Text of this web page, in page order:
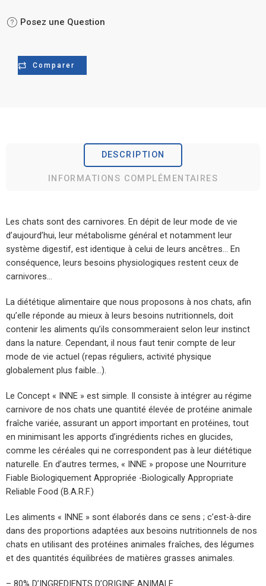
Posez une Question
Comparer
DESCRIPTION
INFORMATIONS COMPLÉMENTAIRES
Les chats sont des carnivores. En dépit de leur mode de vie
d’aujourd’hui, leur métabolisme général et notamment leur
système digestif, est identique à celui de leurs ancêtres… En
conséquence, leurs besoins physiologiques restent ceux de
carnivores…
La diététique alimentaire que nous proposons à nos chats, afin
qu’elle réponde au mieux à leurs besoins nutritionnels, doit
contenir les aliments qu’ils consommeraient selon leur instinct
dans la nature. Cependant, il nous faut tenir compte de leur
mode de vie actuel (repas réguliers, activité physique
globalement plus faible…).
Le Concept « INNE » est simple. Il consiste à intégrer au régime
carnivore de nos chats une quantité élevée de protéine animale
fraîche variée, assurant un apport important en protéines, tout
en minimisant les apports d’ingrédients riches en glucides,
comme les céréales qui ne correspondent pas à leur diététique
naturelle. En d’autres termes, « INNE » propose une Nourriture
Fiable Biologiquement Appropriée -Biologically Appropriate
Reliable Food (B.A.R.F.)
Les aliments « INNE » sont élaborés dans ce sens ; c’est-à-dire
dans des proportions adaptées aux besoins nutritionnels de nos
chats en utilisant des protéines animales fraîches, des légumes
et des quantités équilibrées de matières grasses animales.
– 80% D’INGREDIENTS D’ORIGINE ANIMALE